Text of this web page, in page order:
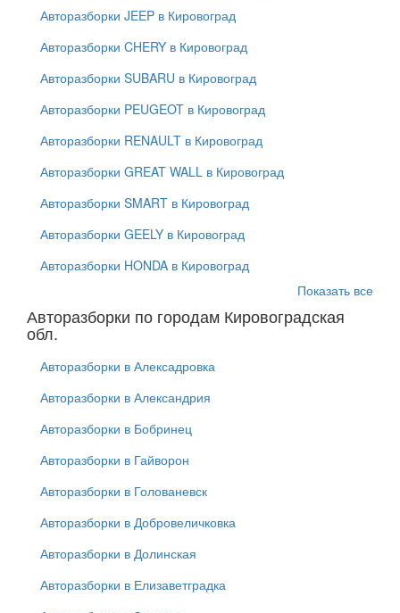
Авторазборки JEEP в Кировоград
Авторазборки CHERY в Кировоград
Авторазборки SUBARU в Кировоград
Авторазборки PEUGEOT в Кировоград
Авторазборки RENAULT в Кировоград
Авторазборки GREAT WALL в Кировоград
Авторазборки SMART в Кировоград
Авторазборки GEELY в Кировоград
Авторазборки HONDA в Кировоград
Показать все
Авторазборки по городам Кировоградская
обл.
Авторазборки в Алексадровка
Авторазборки в Александрия
Авторазборки в Бобринец
Авторазборки в Гайворон
Авторазборки в Голованевск
Авторазборки в Добровеличковка
Авторазборки в Долинская
Авторазборки в Елизаветградка